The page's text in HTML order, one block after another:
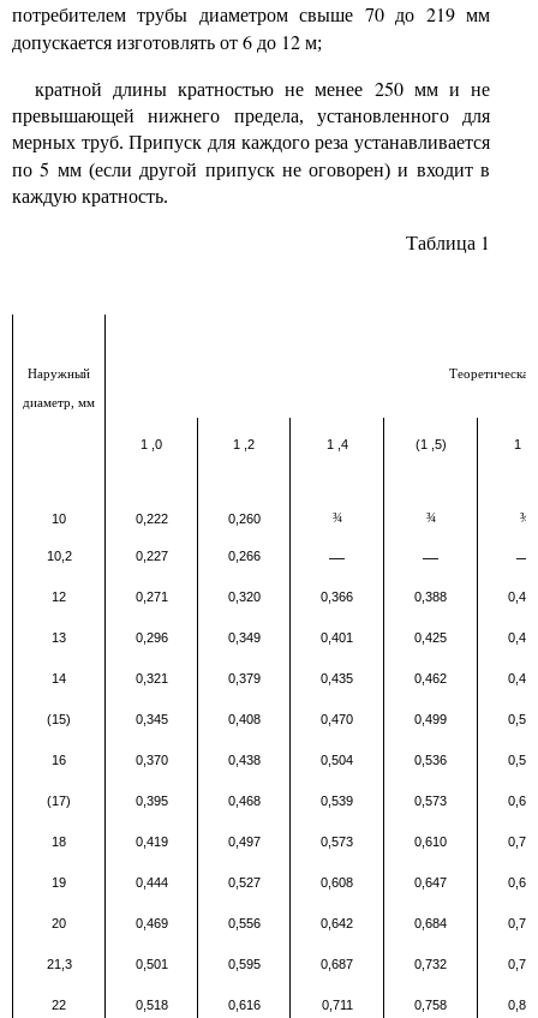
потребителем трубы диаметром свыше 70 до 219 мм
допускается изготовлять от 6 до 12 м;
кратной длины кратностью не менее 250 мм и не
превышающей нижнего предела, установленного для
мерных труб. Припуск для каждого реза устанавливается
по 5 мм (если другой припуск не оговорен) и входит в
каждую кратность.
Таблица 1
Наружный
диаметр, мм
1 ,0 1 ,2 1,4 (1,5) 1,
10 0,222 0,260 ¾ ¾ ¾
10,2 0,227 0,266 — — —
12 0,271 0,320 0,366 0,388
13 0,296 0,349 0,401 0,425
14 0,321 0,379 0,435 0,462
(15) 0,345 0,408 0,470 0,499
16 0,370 0,438 0,504 0,536
(17) 0,395 0,468 0,539 0,573
18 0,419 0,497 0,573 0,610
19 0,444 0,527 0,608 0,647
20 0,469 0,556 0,642 0,684
21,3 0,501 0,595 0,687 0,732
22 0,518 0,616 0,711 0,758